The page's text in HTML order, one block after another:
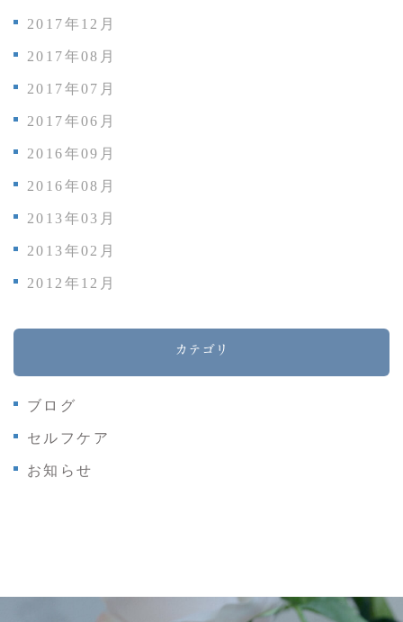
2017年12月
2017年08月
2017年07月
2017年06月
2016年09月
2016年08月
2013年03月
2013年02月
2012年12月
カテゴリ
ブログ
セルフケア
お知らせ